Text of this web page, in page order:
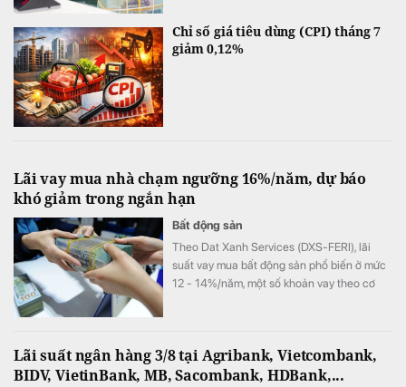
Chỉ số giá tiêu dùng (CPI) tháng 7
giảm 0,12%
Lãi vay mua nhà chạm ngưỡng 16%/năm, dự báo
khó giảm trong ngắn hạn
Bất động sản
Theo Dat Xanh Services (DXS-FERI), lãi
suất vay mua bất động sản phổ biến ở mức
12 - 14%/năm, một số khoản vay theo cơ
Lãi suất ngân hàng 3/8 tại Agribank, Vietcombank,
BIDV, VietinBank, MB, Sacombank, HDBank,...